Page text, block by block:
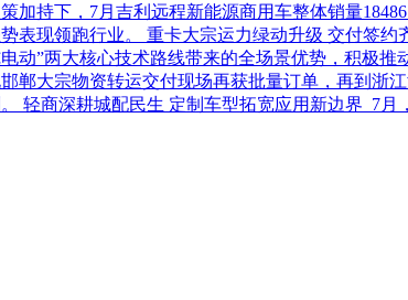
持下，7月吉利远程新能源商用车整体销量
现领跑行业。 重卡大宗运力绿动升级 交付签
动”两大核心技术路线带来的全场景优势，积极
郸大宗物资转运交付现场再获批量订单，再到浙
轻商深耕城配民生 定制车型拓宽应用新边界 7